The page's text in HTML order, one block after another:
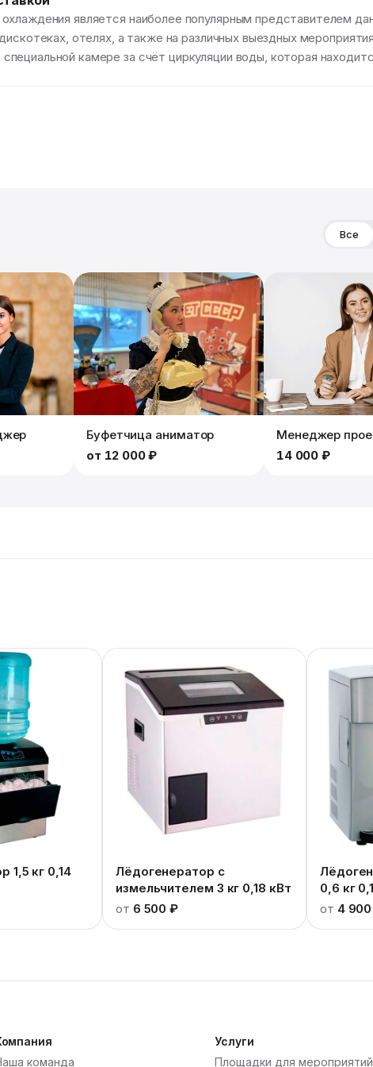
является наиболее популярным представителем
отелях, а также на различных выездных
камере за счёт циркуляции воды, которая
Все
Буфетчица аниматор
от 12 000 ₽
Менеджер
14 000 ₽
1,5 кг 0,14
Лёдогенератор с
измельчителем 3 кг 0,18 кВт
от 6 500 ₽
0,6 кг
от 4
команда
Услуги
Площадки для мероприятий